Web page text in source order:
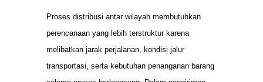
Proses distribusi antar wilayah membutuhkan
perencanaan yang lebih terstruktur karena
melibatkan jarak perjalanan, kondisi jalur
transportasi, serta kebutuhan penanganan barang